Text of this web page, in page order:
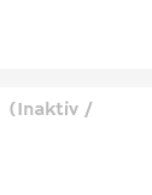
(Inaktiv /